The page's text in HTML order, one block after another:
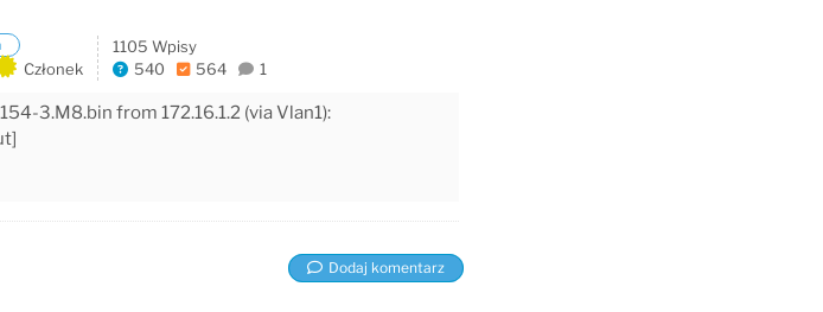
Członek
1105 Wpisy
540
564 1
3.M8.bin from 172.16.1.2 (via Vlan1):
Dodaj komentarz